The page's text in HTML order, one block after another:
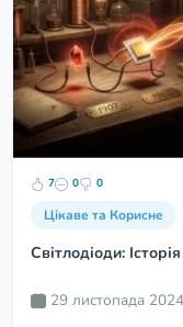
7 0 0
Цікаве та Корисне
Світлодіоди:
29 листопада 2024